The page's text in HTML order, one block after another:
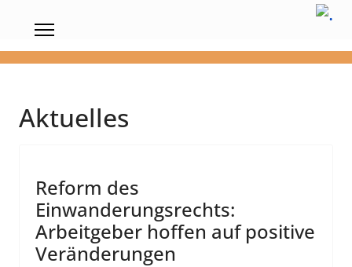
Aktuelles
Reform des
Einwanderungsrechts:
Arbeitgeber hoffen auf positive
Veränderungen